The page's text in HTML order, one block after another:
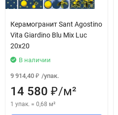
Керамогранит Sant Agostino
Vita Giardino Blu Mix Luc
20x20
В наличии
9 914,40 ₽ /упак.
14 580 ₽/м²
1 упак. = 0,68 м²